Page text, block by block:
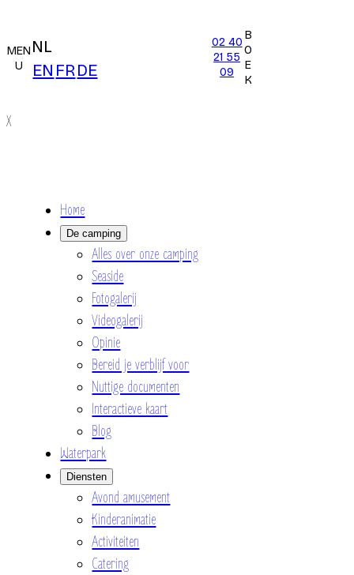
MEN
U
NL
EN FRDE
02 40
21 55
09
B
O
E
K
X
Home
De camping
Alles over onze camping
Seaside
Fotogalerij
Videogalerij
Opinie
Bereid je verblijf voor
Nuttige documenten
Interactieve kaart
Blog
Waterpark
Diensten
Avond amusement
Kinderanimatie
Activiteiten
Catering